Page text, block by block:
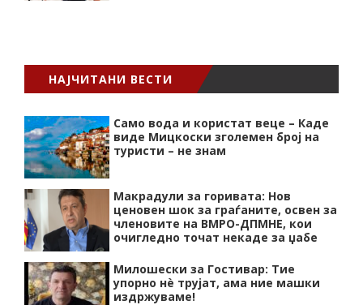
НАЈЧИТАНИ ВЕСТИ
Само вода и користат веце – Каде
виде Мицкоски зголемен број на
туристи – не знам
Макрадули за горивата: Нов
ценовен шок за граѓаните, освен за
членовите на ВМРО-ДПМНЕ, кои
очигледно точат некаде за џабе
Милошески за Гостивар: Тие
упорно нѐ трујат, ама ние машки
издржуваме!